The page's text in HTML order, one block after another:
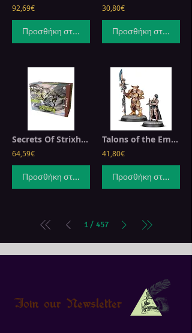
92,69€
Προσθήκη στο καλάθι
30,80€
Προσθήκη στο καλάθι
Secrets Of Strixhaven - Bundle Magic: The Gathering
64,59€
Προσθήκη στο καλάθι
Talons of the Emperor: Valerian and Aleya
41,80€
Προσθήκη στο καλάθι
1 / 457
Join our Newsletter